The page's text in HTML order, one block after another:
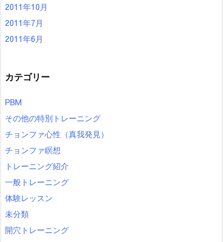
2011年10月
2011年7月
2011年6月
カテゴリー
PBM
その他の特別トレーニング
チョンファ心性（真我発見）
チョンファ瞑想
トレーニング紹介
一般トレーニング
体験レッスン
未分類
開穴トレーニング